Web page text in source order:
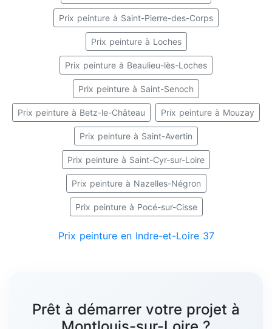
Prix peinture à Saint-Pierre-des-Corps
Prix peinture à Loches
Prix peinture à Beaulieu-lès-Loches
Prix peinture à Saint-Senoch
Prix peinture à Betz-le-Château Prix peinture à Mouzay
Prix peinture à Saint-Avertin
Prix peinture à Saint-Cyr-sur-Loire
Prix peinture à Nazelles-Négron
Prix peinture à Pocé-sur-Cisse
Prix peinture en Indre-et-Loire 37
Prêt à démarrer votre projet à